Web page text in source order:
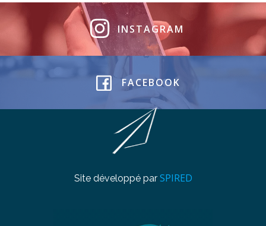
INSTAGRAM
FACEBOOK
Site développé par SPIRED